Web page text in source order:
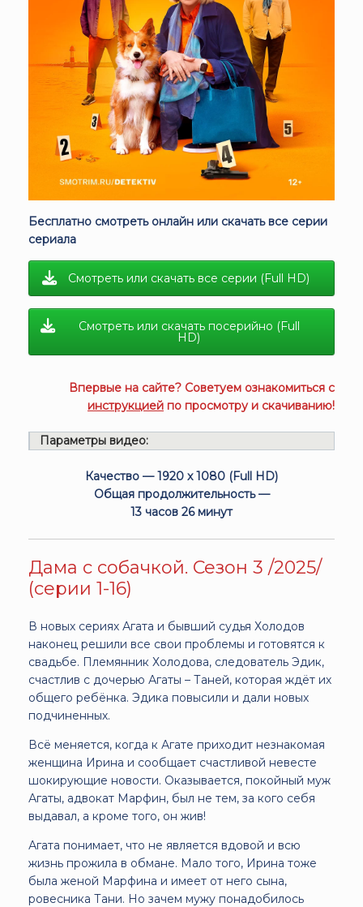
Бесплатно смотреть онлайн или скачать все серии
сериала
Смотреть или скачать все серии (Full HD)
Смотреть или скачать посерийно (Full
HD)
Впервые на сайте? Советуем ознакомиться с
инструкцией по просмотру и скачиванию!
Параметры видео:
Качество — 1920 x 1080 (Full HD)
Общая продолжительность —
13 часов 26 минут
Дама с собачкой. Сезон 3 /2025/
(серии 1-16)
В новых сериях Агата и бывший судья Холодов
наконец решили все свои проблемы и готовятся к
свадьбе. Племянник Холодова, следователь Эдик,
счастлив с дочерью Агаты – Таней, которая ждёт их
общего ребёнка. Эдика повысили и дали новых
подчиненных.
Всё меняется, когда к Агате приходит незнакомая
женщина Ирина и сообщает счастливой невесте
шокирующие новости. Оказывается, покойный муж
Агаты, адвокат Марфин, был не тем, за кого себя
выдавал, а кроме того, он жив!
Агата понимает, что не является вдовой и всю
жизнь прожила в обмане. Мало того, Ирина тоже
была женой Марфина и имеет от него сына,
ровесника Тани. Но зачем мужу понадобилось